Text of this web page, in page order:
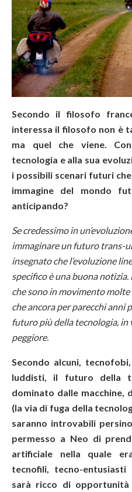
Secondo il filosofo
interessa il filosofo non è
ma quel che viene.
tecnologia e alla sua
i possibili scenari futuri
immagine del mondo
anticipando?
Se credessimo in
immaginare un futuro trans-
insegnato che l’evoluzione
specifico è una buona
che sono in movimento
che ancora per parecchi anni
futuro più della tecnologia, in
peggiore.
Secondo alcuni,
luddisti, il futuro della
dominato dalle macchine,
(la via di fuga della
saranno introvabili
permesso a Neo di
artificiale nella quale
tecnofili, tecno-
sarà ricco di